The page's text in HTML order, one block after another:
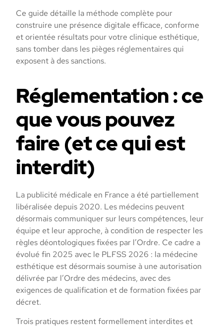
Ce guide détaille la méthode complète pour
construire une présence digitale efficace, conforme
et orientée résultats pour votre clinique esthétique,
sans tomber dans les pièges réglementaires qui
exposent à des sanctions.
Réglementation : ce
que vous pouvez
faire (et ce qui est
interdit)
La publicité médicale en France a été partiellement
libéralisée depuis 2020. Les médecins peuvent
désormais communiquer sur leurs compétences, leur
équipe et leur approche, à condition de respecter les
règles déontologiques fixées par l’Ordre. Ce cadre a
évolué fin 2025 avec le PLFSS 2026 : la médecine
esthétique est désormais soumise à une autorisation
délivrée par l’Ordre des médecins, avec des
exigences de qualification et de formation fixées par
décret.
Trois pratiques restent formellement interdites et